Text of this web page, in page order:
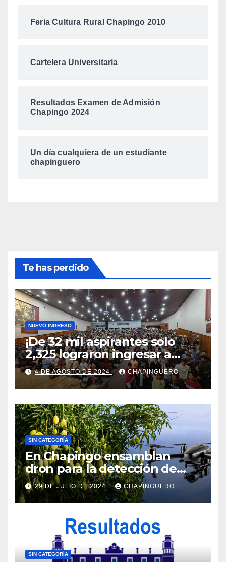
Feria Cultura Rural Chapingo 2010
Cartelera Universitaria
Resultados Examen de Admisión
Chapingo 2024
Un día cualquiera de un estudiante
chapinguero
Te has perdido
NUEVO INGRESO
¡De 32 mil aspirantes solo
2,325 lograron ingresar a
Chapingo!
4 DE AGOSTO DE 2024 CHAPINGUERO
SIN CATEGORÍA
En Chapingo ensamblan
dron para la detección de
frutos maduros de mango
29 DE JULIO DE 2024 CHAPINGUERO
SIN CATEGORÍA